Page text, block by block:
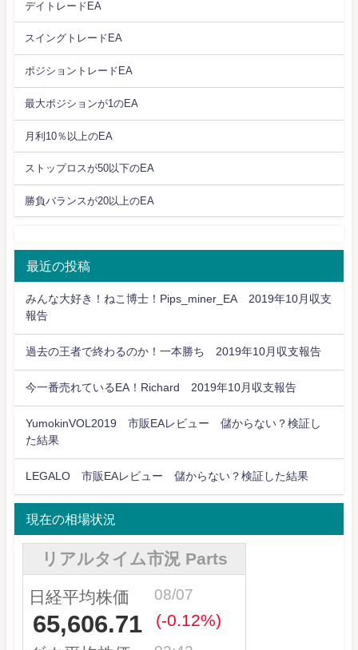
デイトレードEA
スイングトレードEA
ポジショントレードEA
最大ポジションが1のEA
月利10％以上のEA
ストップロスが50以下のEA
勝負バランスが20以上のEA
最近の投稿
みんな大好き！ねこ博士！Pips_miner_EA 2019年10月収支
報告
過去の王者で終わるのか！一本勝ち 2019年10月収支報告
今一番売れているEA！Richard 2019年10月収支報告
YumokinVOL2019 市販EAレビュー 儲からない？検証し
た結果
LEGALO 市販EAレビュー 儲からない？検証した結果
現在の相場状況